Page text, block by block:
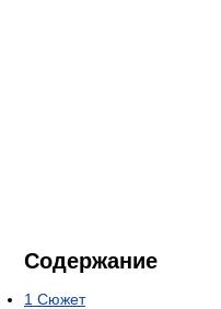
Содержание
1 Сюжет